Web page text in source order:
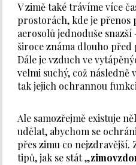
V zimě také trávíme více
prostorách, kde je
aerosolů jednoduše
široce známa dlouho
Dále je vzduch ve
velmi suchý, což následně
tak jejich ochrannou
Ale samozřejmě existuje
udělat, abychom se
přes zimu co nejzdravější.
tipů, jak se stát „